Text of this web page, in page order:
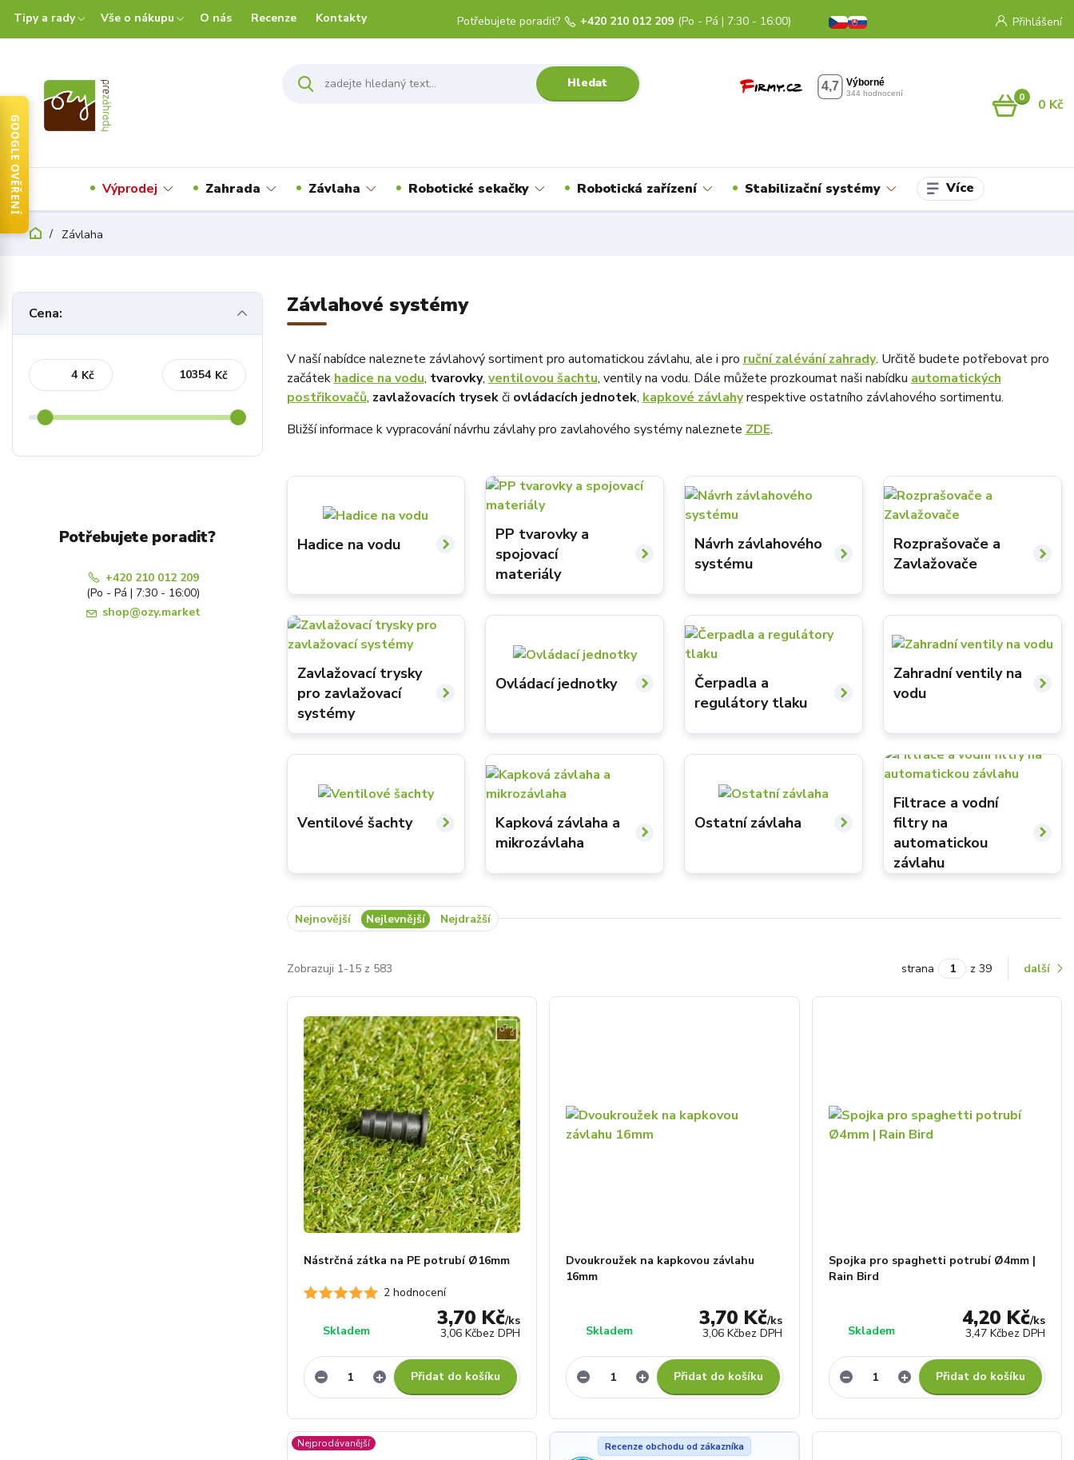
Tipy a rady Vše o nákupu O nás Recenze Kontakty Přihlášení
Hledat
Potřebujete poradit? +420 210 012 209 (Po - Pá | 7:30 - 16:00)
0 0 Kč
Výprodej Zahrada Závlaha Robotické sekačky Robotická zařízení Stabilizační systémy Více
Závlaha
Závlahové systémy
V naší nabídce naleznete závlahový sortiment pro automatickou závlahu, ale i pro ruční zalévání zahrady. Určitě budete potřebovat pro
začátek hadice na vodu, tvarovky, ventilovou šachtu, ventily na vodu. Dále můžete prozkoumat naši nabídku automatických
postřikovačů, zavlažovacích trysekči ovládacích jednotek, kapkové závlahyrespektive ostatního závlahového sortimentu.
Bližší informace k vypracování návrhu závlahy pro zavlahového systémy naleznete ZDE.
Hadice na vodu
PP tvarovky a
spojovací
materiály
Návrh závlahového
systému
Rozprašovače a
Zavlažovače
Zavlažovací trysky
pro zavlažovací
systémy
Ovládací jednotky
Čerpadla a
regulátory tlaku
Zahradní ventily na
vodu
Ventilové šachty
Kapková závlaha a
mikrozávlaha
Ostatní závlaha
Filtrace a vodní
filtry na
automatickou
závlahu
Nejnovější Nejlevnější Nejdražší
Zobrazuji 1-15 z 583 strana z 39 další
2 hodnocení
Nástrčná zátka na PE potrubí Ø16mm
3,70 Kč/ks
3,06 Kčbez DPH
Skladem
Přidat do košíku
Dvoukroužek na kapkovou závlahu
16mm
3,70 Kč/ks
3,06 Kčbez DPH
Skladem
Přidat do košíku
Spojka pro spaghetti potrubí Ø4mm |
Rain Bird
4,20 Kč/ks
3,47 Kčbez DPH
Skladem
Přidat do košíku
Nejprodávanější Recenze obchodu od zákazníka
Cena:
Kč Kč
Potřebujete poradit?
+420 210 012 209
(Po - Pá | 7:30 - 16:00)
shop@ozy.market
GOOGLE OVĚŘENÍ